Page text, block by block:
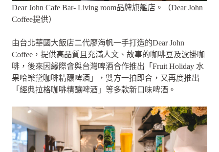
Dear John Cafe Bar- Living room品牌旗艦店。（Dear John
Coffee提供）
由台北華國大飯店二代廖海帆一手打造的Dear John
Coffee，提供高品質且充滿人文、故事的咖啡豆及濾掛咖
啡，後來因緣際會與台灣啤酒合作推出「Fruit Holiday 水
果哈樂黛咖啡精釀啤酒」，雙方一拍即合，又再度推出
「經典拉格咖啡精釀啤酒」等多款新口味啤酒。